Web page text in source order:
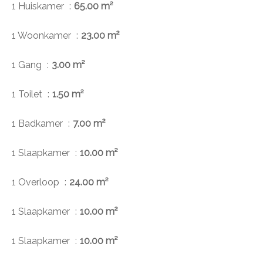
1 Huiskamer 65.00 m²
1 Woonkamer 23.00 m²
1 Gang 3.00 m²
1 Toilet 1.50 m²
1 Badkamer 7.00 m²
1 Slaapkamer 10.00 m²
1 Overloop 24.00 m²
1 Slaapkamer 10.00 m²
1 Slaapkamer 10.00 m²